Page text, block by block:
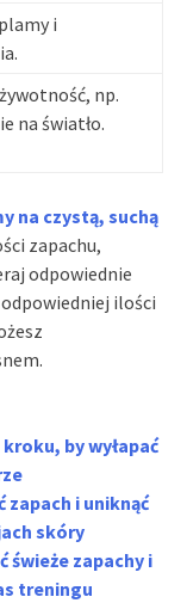
i
np.
na światło.
na czystą, suchą
zapachu,
odpowiednie
ilości
by wyłapać
zapach i uniknąć
skóry
świeże zapachy i
treningu